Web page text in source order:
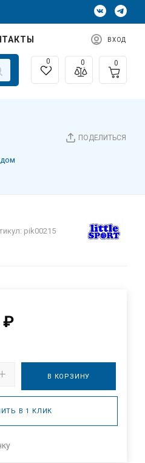
ВХОД
0 0 0
ПОДЕЛИТЬСЯ
pik00215
₽
В КОРЗИНУ
В 1 КЛИК